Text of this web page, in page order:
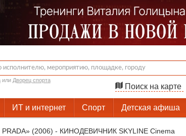
или Дворец спорта
Поиск на карте
ИТ и интернет Спорт Детская афиша
(2006) - КИНОДЕВИЧНИК SKYLINE Cinema